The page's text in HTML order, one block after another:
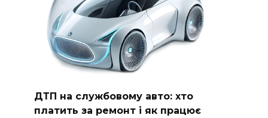
ДТП на службовому авто: хто
платить за ремонт і як працює